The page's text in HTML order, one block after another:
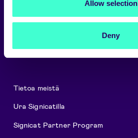
Allow selection
Deny
Valitse kieli
Tietoa meistä
Ura Signicatilla
Signicat Partner Program